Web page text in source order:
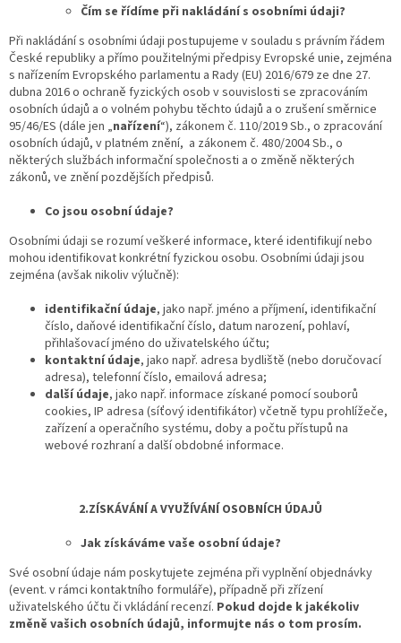
Čím se řídíme při nakládání s osobními údaji?
Při nakládání s osobními údaji postupujeme v souladu s právním řádem
České republiky a přímo použitelnými předpisy Evropské unie, zejména
s nařízením Evropského parlamentu a Rady (EU) 2016/679 ze dne 27.
dubna 2016 o ochraně fyzických osob v souvislosti se zpracováním
osobních údajů a o volném pohybu těchto údajů a o zrušení směrnice
95/46/ES (dále jen „nařízení“), zákonem č. 110/2019 Sb., o zpracování
osobních údajů, v platném znění, a zákonem č. 480/2004 Sb., o
některých službách informační společnosti a o změně některých
zákonů, ve znění pozdějších předpisů.
Co jsou osobní údaje?
Osobními údaji se rozumí veškeré informace, které identifikují nebo
mohou identifikovat konkrétní fyzickou osobu. Osobními údaji jsou
zejména (avšak nikoliv výlučně):
identifikační údaje, jako např. jméno a příjmení, identifikační
číslo, daňové identifikační číslo, datum narození, pohlaví,
přihlašovací jméno do uživatelského účtu;
kontaktní údaje, jako např. adresa bydliště (nebo doručovací
adresa), telefonní číslo, emailová adresa;
další údaje, jako např. informace získané pomocí souborů
cookies, IP adresa (síťový identifikátor) včetně typu prohlížeče,
zařízení a operačního systému, doby a počtu přístupů na
webové rozhraní a další obdobné informace.
2.ZÍSKÁVÁNÍ A VYUŽÍVÁNÍ OSOBNÍCH ÚDAJŮ
Jak získáváme vaše osobní údaje?
Své osobní údaje nám poskytujete zejména při vyplnění objednávky
(event. v rámci kontaktního formuláře), případně při zřízení
uživatelského účtu či vkládání recenzí. Pokud dojde k jakékoliv
změně vašich osobních údajů, informujte nás o tom prosím.